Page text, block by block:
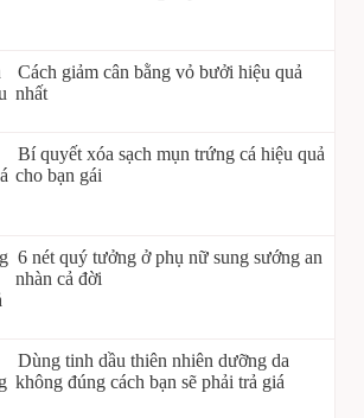
Cách giảm cân bằng vỏ bưởi hiệu quả
nhất
Bí quyết xóa sạch mụn trứng cá hiệu quả
cho bạn gái
6 nét quý tưởng ở phụ nữ sung sướng an
nhàn cả đời
Dùng tinh dầu thiên nhiên dưỡng da
không đúng cách bạn sẽ phải trả giá